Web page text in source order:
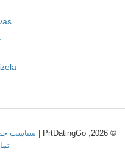
© 2026, PrtDatingGo | سیاست